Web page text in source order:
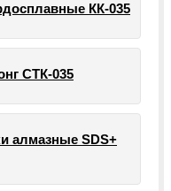
КК-035
СТК-035
алмазные SDS+